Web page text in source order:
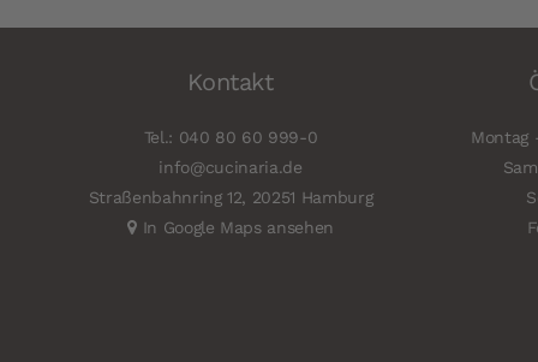
Kontakt
Tel.: 040 80 60 999-0
info@cucinaria.de
Straßenbahnring 12, 20251 Hamburg
In Google Maps ansehen
Montag